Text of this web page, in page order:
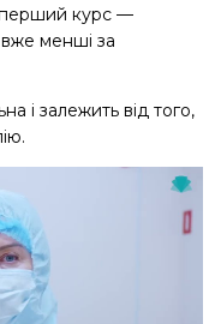
перший курс —
менші за
і залежить від того,